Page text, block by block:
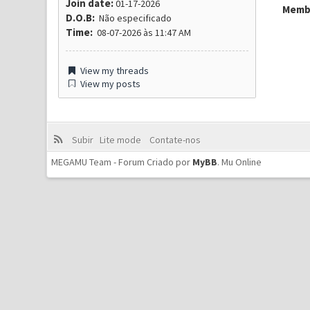
Join date:01-17-2026
D.O.B:Não especificado
Time:08-07-2026 às 11:47 AM
View my threads
View my posts
Subir Lite mode
Contate-nos
MEGAMU Team - Forum Criado por MyBB.Mu Online